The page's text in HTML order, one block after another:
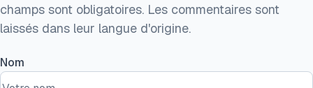
champs sont obligatoires. Les commentaires sont
laissés dans leur langue d'origine.
Nom